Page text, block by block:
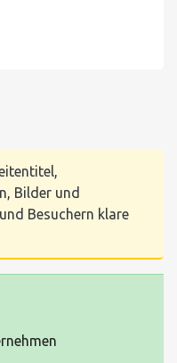
Bilder und
Besuchern klare